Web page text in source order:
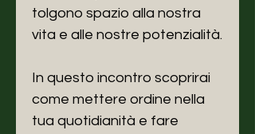
tolgono spazio alla nostra
vita e alle nostre potenzialità.
In questo incontro scoprirai
come mettere ordine nella
tua quotidianità e fare